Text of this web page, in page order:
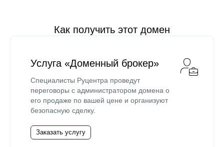
Как получить этот домен
Услуга «Доменный брокер»
Специалисты Руцентра проведут
переговоры с администратором домена о
его продаже по вашей цене и организуют
безопасную сделку.
Заказать услугу